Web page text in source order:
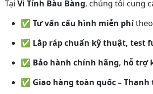
Tại Vi Tính Bàu Bàng, chúng tôi cung
✅ Tư vấn cấu hình miễn phítheo
✅ Lắp ráp chuẩn kỹ thuật, test
✅ Bảo hành chính hãng, hỗ trợ
✅ Giao hàng toàn quốc –